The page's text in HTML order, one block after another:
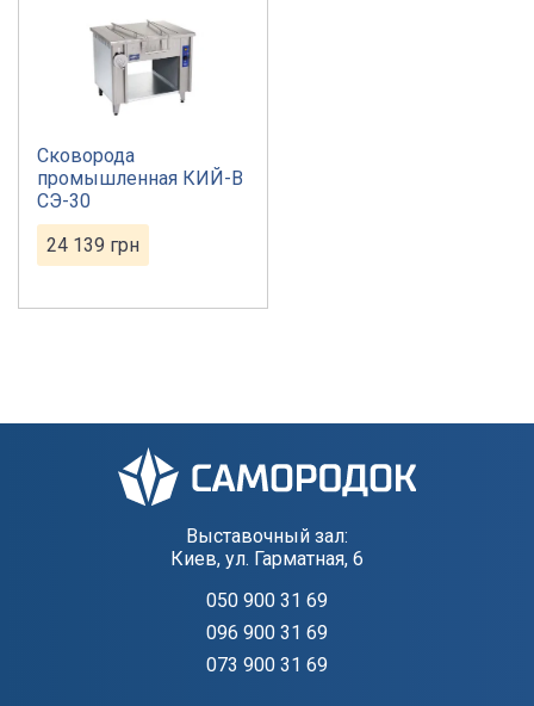
Сковорода
промышленная КИЙ-В
СЭ-30
24 139 грн
Выставочный зал:
Киев, ул. Гарматная, 6
050 900 31 69
096 900 31 69
073 900 31 69